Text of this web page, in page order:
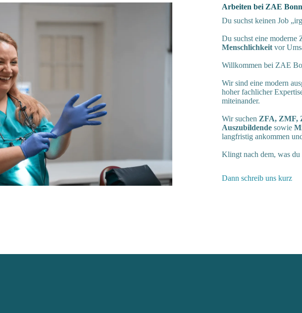
Arbeiten bei ZAE
Du suchst keinen Job
Du suchst eine moderne
Menschlichkeit vor
Willkommen bei ZAE
Wir sind eine modern
hoher fachlicher
miteinander.
Wir suchen ZFA, ZMF,
Auszubildende sowie
langfristig ankommen
Klingt nach dem, was du
Dann schreib uns kurz